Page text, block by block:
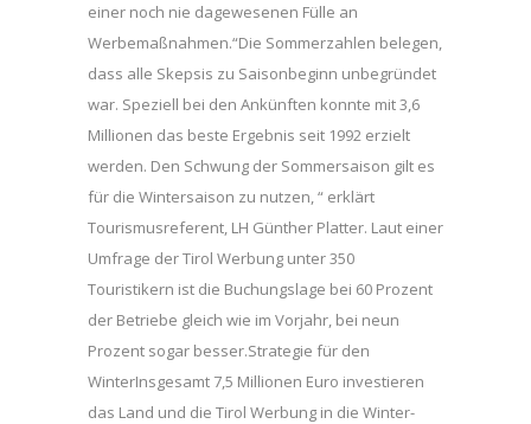
einer noch nie dagewesenen Fülle an
Werbemaßnahmen.“Die Sommerzahlen belegen,
dass alle Skepsis zu Saisonbeginn unbegründet
war. Speziell bei den Ankünften konnte mit 3,6
Millionen das beste Ergebnis seit 1992 erzielt
werden. Den Schwung der Sommersaison gilt es
für die Wintersaison zu nutzen, “ erklärt
Tourismusreferent, LH Günther Platter. Laut einer
Umfrage der Tirol Werbung unter 350
Touristikern ist die Buchungslage bei 60 Prozent
der Betriebe gleich wie im Vorjahr, bei neun
Prozent sogar besser.Strategie für den
WinterInsgesamt 7,5 Millionen Euro investieren
das Land und die Tirol Werbung in die Winter-